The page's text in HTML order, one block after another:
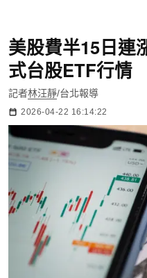
美股費半15日連
式台股ETF行
記者林汪靜/台北報導
2026-04-22 16:14:22